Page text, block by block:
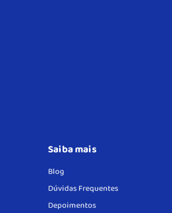
Saiba mais
Blog
Dúvidas Frequentes
Depoimentos